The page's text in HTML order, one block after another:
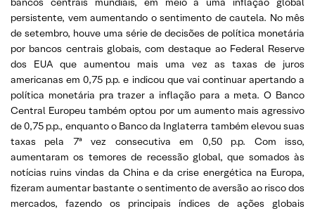
persistente, vem aumentando o sentimento de cautela. No mês
de setembro, houve uma série de decisões de política monetária
por bancos centrais globais, com destaque ao Federal Reserve
dos EUA que aumentou mais uma vez as taxas de juros
americanas em 0,75 p.p. e indicou que vai continuar apertando a
política monetária pra trazer a inflação para a meta. O Banco
Central Europeu também optou por um aumento mais agressivo
de 0,75 p.p., enquanto o Banco da Inglaterra também elevou suas
taxas pela 7ª vez consecutiva em 0,50 p.p. Com isso,
aumentaram os temores de recessão global, que somados às
notícias ruins vindas da China e da crise energética na Europa,
fizeram aumentar bastante o sentimento de aversão ao risco dos
mercados, fazendo os principais índices de ações globais